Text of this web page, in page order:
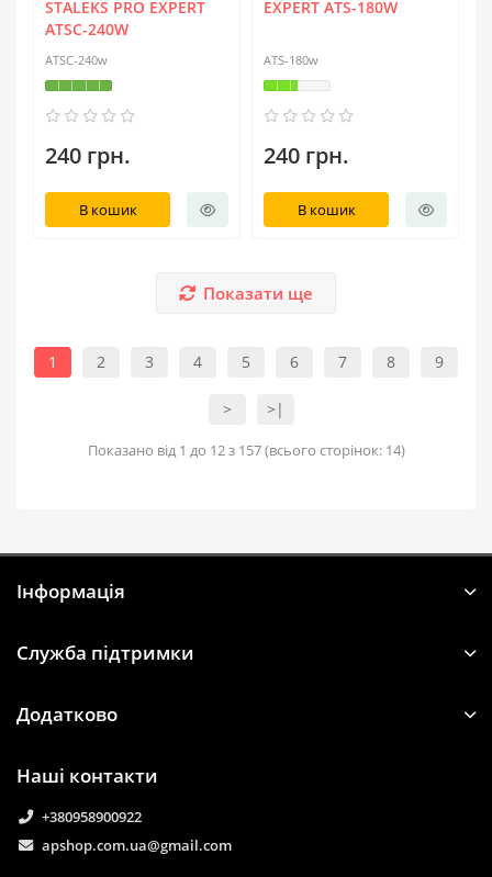
STALEKS PRO EXPERT
ATSC-240W
ATSC-240w
240 грн.
В кошик
EXPERT ATS-180W
ATS-180w
240 грн.
В кошик
Показати ще
1 2 3 4 5 6 7 8 9
> >|
Показано від 1 до 12 з 157 (всього сторінок: 14)
Iнформація
Служба підтримки
Додатково
Наші контакти
+380958900922
apshop.com.ua@gmail.com